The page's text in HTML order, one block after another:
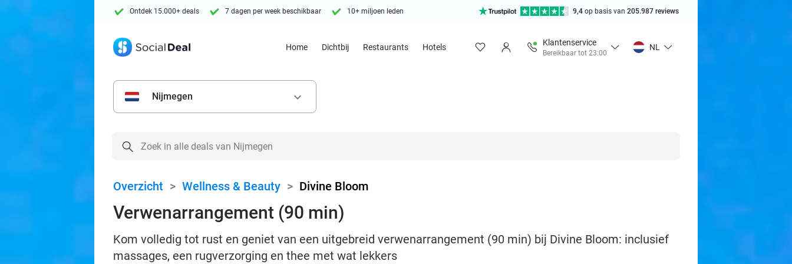
Ontdek 15.000+ deals 7 dagen per week beschikbaar 10+ miljoen leden 9,4 op basis van 205.987 reviews
Home Dichtbij Restaurants Hotels
Klantenservice
Bereikbaar tot 23:00
NL
Nijmegen keyboard_arrow_down
Overzicht > Wellness & Beauty > Divine Bloom
Verwenarrangement (90 min)
Kom volledig tot rust en geniet van een uitgebreid verwenarrangement (90 min) bij Divine Bloom: inclusief
massages, een rugverzorging en thee met wat lekkers